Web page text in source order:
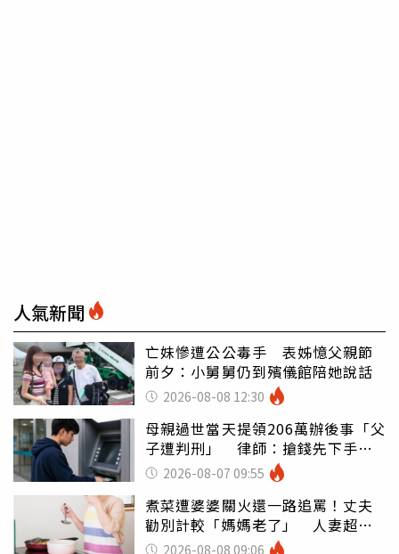
人氣新聞
亡妹慘遭公公毒手 表姊憶父親節
前夕：小舅舅仍到殯儀館陪她說話
2026-08-08 12:30
母親過世當天提領206萬辦後事「父
子遭判刑」 律師：搶錢先下手是
罪 2026-08-07 09:55
煮菜遭婆婆關火還一路追罵！丈夫
勸別計較「媽媽老了」 人妻超崩
潰：我像台傭
2026-08-08 09:06